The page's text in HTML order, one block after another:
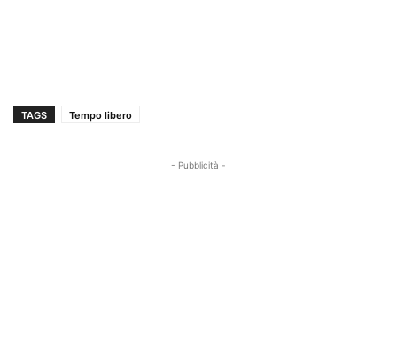
TAGS Tempo libero
- Pubblicità -